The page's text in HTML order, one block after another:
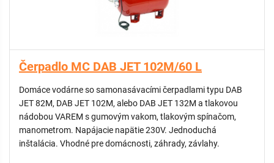
Čerpadlo MC DAB JET 102M/60 L
Domáce vodárne so samonasávacími čerpadlami typu DAB
JET 82M, DAB JET 102M, alebo DAB JET 132M a tlakovou
nádobou VAREM s gumovým vakom, tlakovým spínačom,
manometrom. Napájacie napätie 230V. Jednoduchá
inštalácia. Vhodné pre domácnosti, záhrady, závlahy.